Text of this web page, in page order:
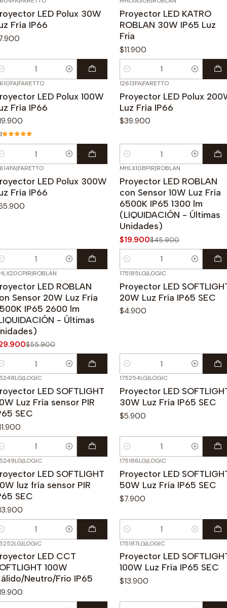
LED Polux 30W
Fría IP66
Proyector LED KATRO
ROBLAN 30W IP65 Luz
Fria
$11.900
Cantidad
|FARETTO
LED Polux 100W
Fría IP66
12613FA|FARETTO
Proyector LED Polux
Luz Fría IP66
$39.900
Cantidad
|FARETTO
LED Polux 300W
Fría IP66
MHLX10BPIR|ROBLAN
Proyector LED ROBLAN
con Sensor 10W Luz Fría
6500K IP65 1300 lm
(LIQUIDACIÓN - Últimas
Unidades)
$19.900$45.900
Cantidad
OFF
|ROBLAN
LED ROBLAN
Sensor 20W Luz Fría
IP65 2600 lm
- Últimas
$55.900
175185LG|LOGIC
Proyector LED
20W Luz Fría IP65 SEC
$4.900
Cantidad
|LOGIC
LED SOFTLIGHT
Luz Fría sensor PIR
SEC
175254LG|LOGIC
Proyector LED
30W Luz Fría IP65 SEC
$5.900
Cantidad
|LOGIC
LED SOFTLIGHT
luz fría sensor PIR
SEC
175186LG|LOGIC
Proyector LED
50W Luz Fría IP65 SEC
$7.900
Cantidad
|LOGIC
LED CCT
100W
Neutro/Frio IP65
175187LG|LOGIC
Proyector LED
100W Luz Fría IP65 SEC
$13.900